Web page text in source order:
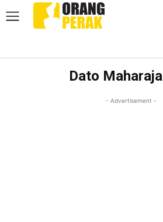
Dato
- Advertisement -